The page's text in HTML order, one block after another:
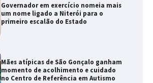
Governador em exercício nomeia mais
um nome ligado a Niterói para o
primeiro escalão do Estado
Mães atípicas de São Gonçalo ganham
momento de acolhimento e cuidado
no Centro de Referência em Autismo